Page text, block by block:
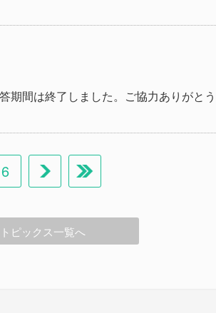
期間は終了しました。ご協力ありがとう
6
トピックス一覧へ